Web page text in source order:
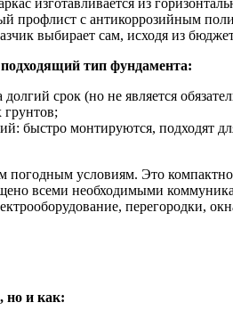
профлист с антикоррозийным
выбирает сам, исходя из
тип фундамента:
срок (но не является
быстро монтируются, подходят
погодным условиям. Это
всеми необходимыми
перегородки,
но и как: